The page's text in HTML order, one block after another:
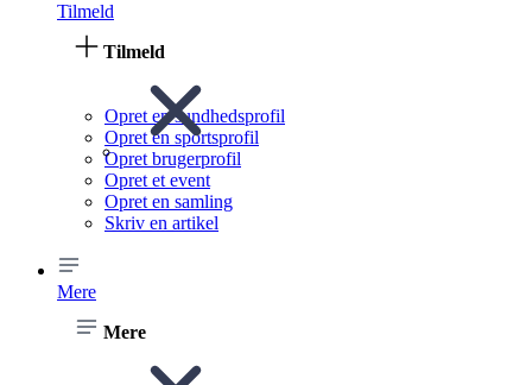
Tilmeld
Tilmeld
Opret en sundhedsprofil
Opret en sportsprofil
Opret brugerprofil
Opret et event
Opret en samling
Skriv en artikel
Mere
Mere